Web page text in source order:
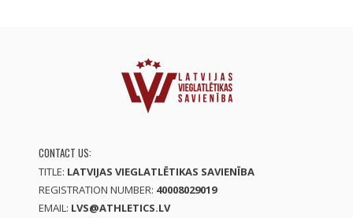
CONTACT US:
TITLE: LATVIJAS VIEGLATLĒTIKAS SAVIENĪBA
REGISTRATION NUMBER: 40008029019
EMAIL: LVS@ATHLETICS.LV